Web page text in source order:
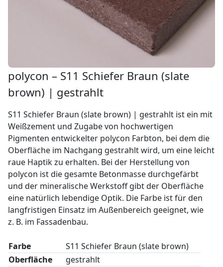
polycon – S11 Schiefer Braun (slate
brown) | gestrahlt
S11 Schiefer Braun (slate brown) | gestrahlt ist ein mit
Weißzement und Zugabe von hochwertigen
Pigmenten entwickelter polycon Farbton, bei dem die
Oberfläche im Nachgang gestrahlt wird, um eine leicht
raue Haptik zu erhalten. Bei der Herstellung von
polycon ist die gesamte Betonmasse durchgefärbt
und der mineralische Werkstoff gibt der Oberfläche
eine natürlich lebendige Optik. Die Farbe ist für den
langfristigen Einsatz im Außenbereich geeignet, wie
z. B. im Fassadenbau.
Farbe
S11 Schiefer Braun (slate brown)
Oberfläche
gestrahlt